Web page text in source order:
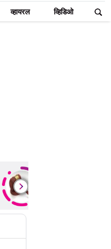
व्हायरल व्हिडिओ